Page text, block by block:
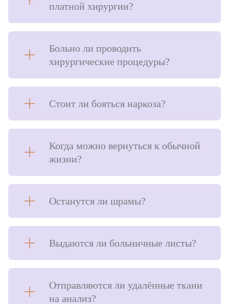
платной хирургии?
Больно ли проводить
хирургические процедуры?
Стоит ли бояться наркоза?
Когда можно вернуться к обычной
жизни?
Останутся ли шрамы?
Выдаются ли больничные листы?
Отправляются ли удалённые ткани
на анализ?